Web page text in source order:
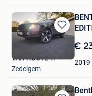
Bewaren
in
Favorieten
€
2019
VAN HOUTE Y.
Zedelgem